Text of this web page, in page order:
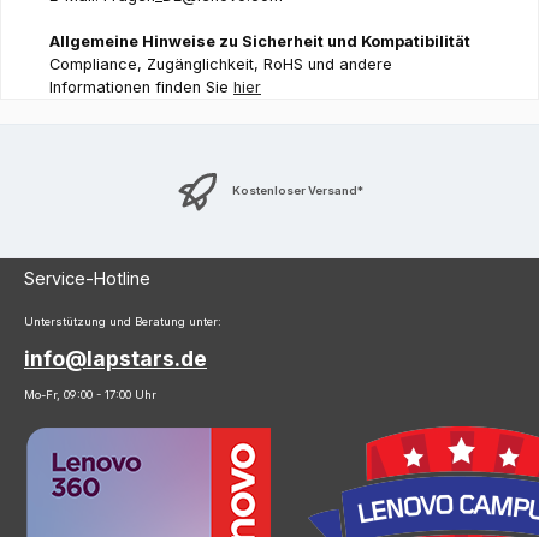
Allgemeine Hinweise zu Sicherheit und Kompatibilität
Compliance, Zugänglichkeit, RoHS und andere
Informationen finden Sie hier
Kostenloser Versand*
Service-Hotline
Unterstützung und Beratung unter:
info@lapstars.de
Mo-Fr, 09:00 - 17:00 Uhr